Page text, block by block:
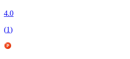
4.0
(1)